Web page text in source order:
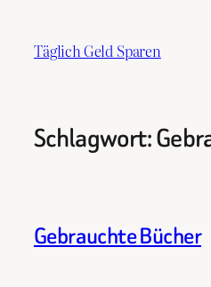
Inhalt
springen
Täglich Geld Sparen
Schlagwort:
Gebrauchte Bücher